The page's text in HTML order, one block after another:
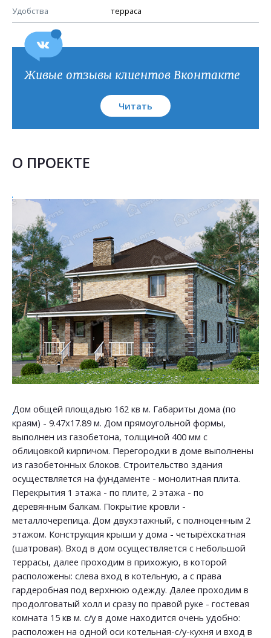
Удобства терраса
Живые отзывы клиентов Вконтакте
Читать
О ПРОЕКТЕ
Дом общей площадью 162 кв м. Габариты дома (по
краям) - 9.47х17.89 м. Дом прямоугольной формы,
выполнен из газобетона, толщиной 400 мм с
облицовкой кирпичом. Перегородки в доме выполнены
из газобетонных блоков. Строительство здания
осуществляется на фундаменте - монолитная плита.
Перекрытия 1 этажа - по плите, 2 этажа - по
деревянным балкам. Покрытие кровли -
металлочерепица. Дом двухэтажный, с полноценным 2
этажом. Конструкция крыши у дома - четырёхскатная
(шатровая). Вход в дом осуществляется с небольшой
террасы, далее проходим в прихожую, в которой
расположены: слева вход в котельную, а с права
гардеробная под верхнюю одежду. Далее проходим в
продолговатый холл и сразу по правой руке - гостевая
комната 15 кв м. с/у в доме находится очень удобно:
расположен на одной оси котельная-с/у-кухня и вход в